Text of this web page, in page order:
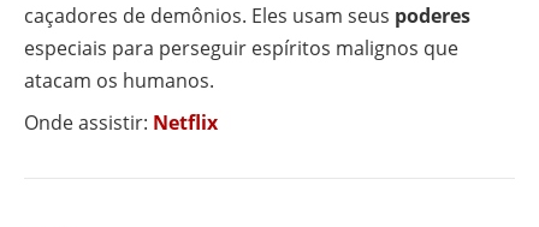
caçadores de demônios. Eles usam seus poderes
especiais para perseguir espíritos malignos que
atacam os humanos.
Onde assistir: Netflix